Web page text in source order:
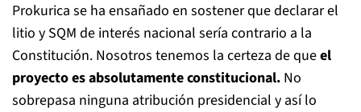
Prokurica se ha ensañado en sostener que declarar el
litio y SQM de interés nacional sería contrario a la
Constitución. Nosotros tenemos la certeza de queel
proyecto es absolutamente constitucional. No
sobrepasa ninguna atribución presidencial y así lo